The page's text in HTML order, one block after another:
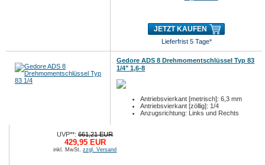
JETZT KAUFEN
Lieferfrist 5 Tage*
Gedore ADS 8 Drehmomentschlüssel Typ 83
1/4" 1,6-8
Antriebsvierkant [metrisch]: 6,3 mm
Antriebsvierkant [zöllig]: 1/4
Anzugsrichtung: Links und Rechts
UVP**:661,21 EUR
429,95 EUR
inkl. MwSt.zzgl. Versand